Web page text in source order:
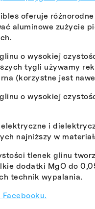
oferuje
aluminowe zużycie
o wysokiej
tygli używamy
(korzystne jest
o wysokiej
elektryczne i
najniższy w
tlenek glinu
dodatki MgO do
technik wypalania.
Facebooku.